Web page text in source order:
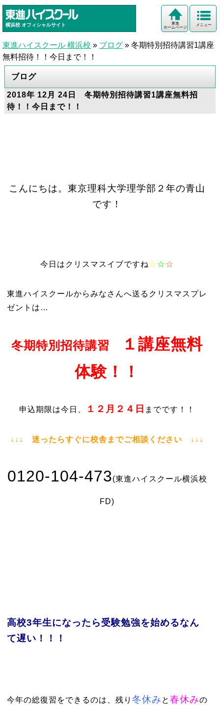
横浜校 オフィシャルサイト メニュー
東進
ホームページ
東進ハイスクール 横浜校 » ブログ » 冬期特別招待講習1講座
無料招待！！今日まで！！
ブログ
2018年 12月 24日 冬期特別招待講習1講座無料招
待！！今日まで！！
こんにちは。東京理科大学理学部２年の青山
です！
今日はクリスマスイブですね☆☆☆
東進ハイスクールからみなさんへ送るクリスマスプレ
ゼントは…
冬期特別招待講習
１講座無料
体験！！
申込期限は今日、 １２月２４日 までです！！
↓↓↓ 迷ったらすぐに校舎までご相談ください ↓↓↓
0120-104-473(東進ハイスクール横浜校
FD)
高校3年生になったら受験勉強を始めるなん
て遅い！！！
今年の総復習をできるのは、残り 冬休み と 春休みの